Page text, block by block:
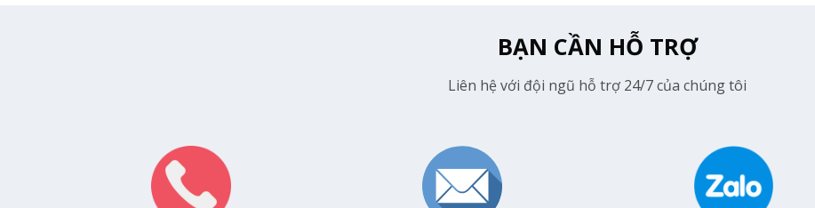
BẠN CẦN HỖ TRỢ
Liên hệ với đội ngũ hỗ trợ 24/7 của chúng tôi